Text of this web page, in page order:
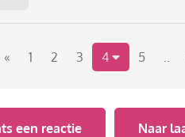
« 1 2 3 4 5 ..
een reactie Naar